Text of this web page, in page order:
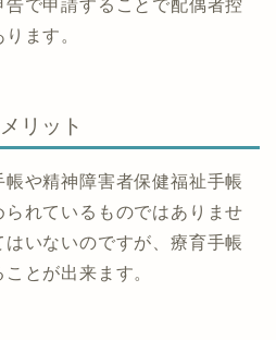
で申請することで配偶者控
ます。
リット
や精神障害者保健福祉手帳
れているものではありませ
いないのですが、療育手帳
とが出来ます。